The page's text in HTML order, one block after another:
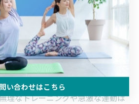
の方法に特徴がありますが、無理
けたい方には、姿勢や呼吸、身体
プローチがおすすめです。
けるための考え方
疲れやすい」「体が重い」と感じ
理なトレーニングや急激な運動は
い合わせはこちら